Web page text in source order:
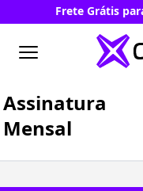
Frete Grátis
Assinatura
Mensal